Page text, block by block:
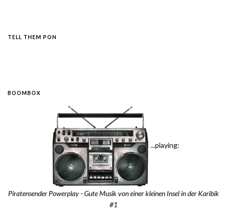
TELL THEM PON
BOOMBOX
...playing:
Piratensender Powerplay - Gute Musik von einer kleinen Insel in der Karibik
#1